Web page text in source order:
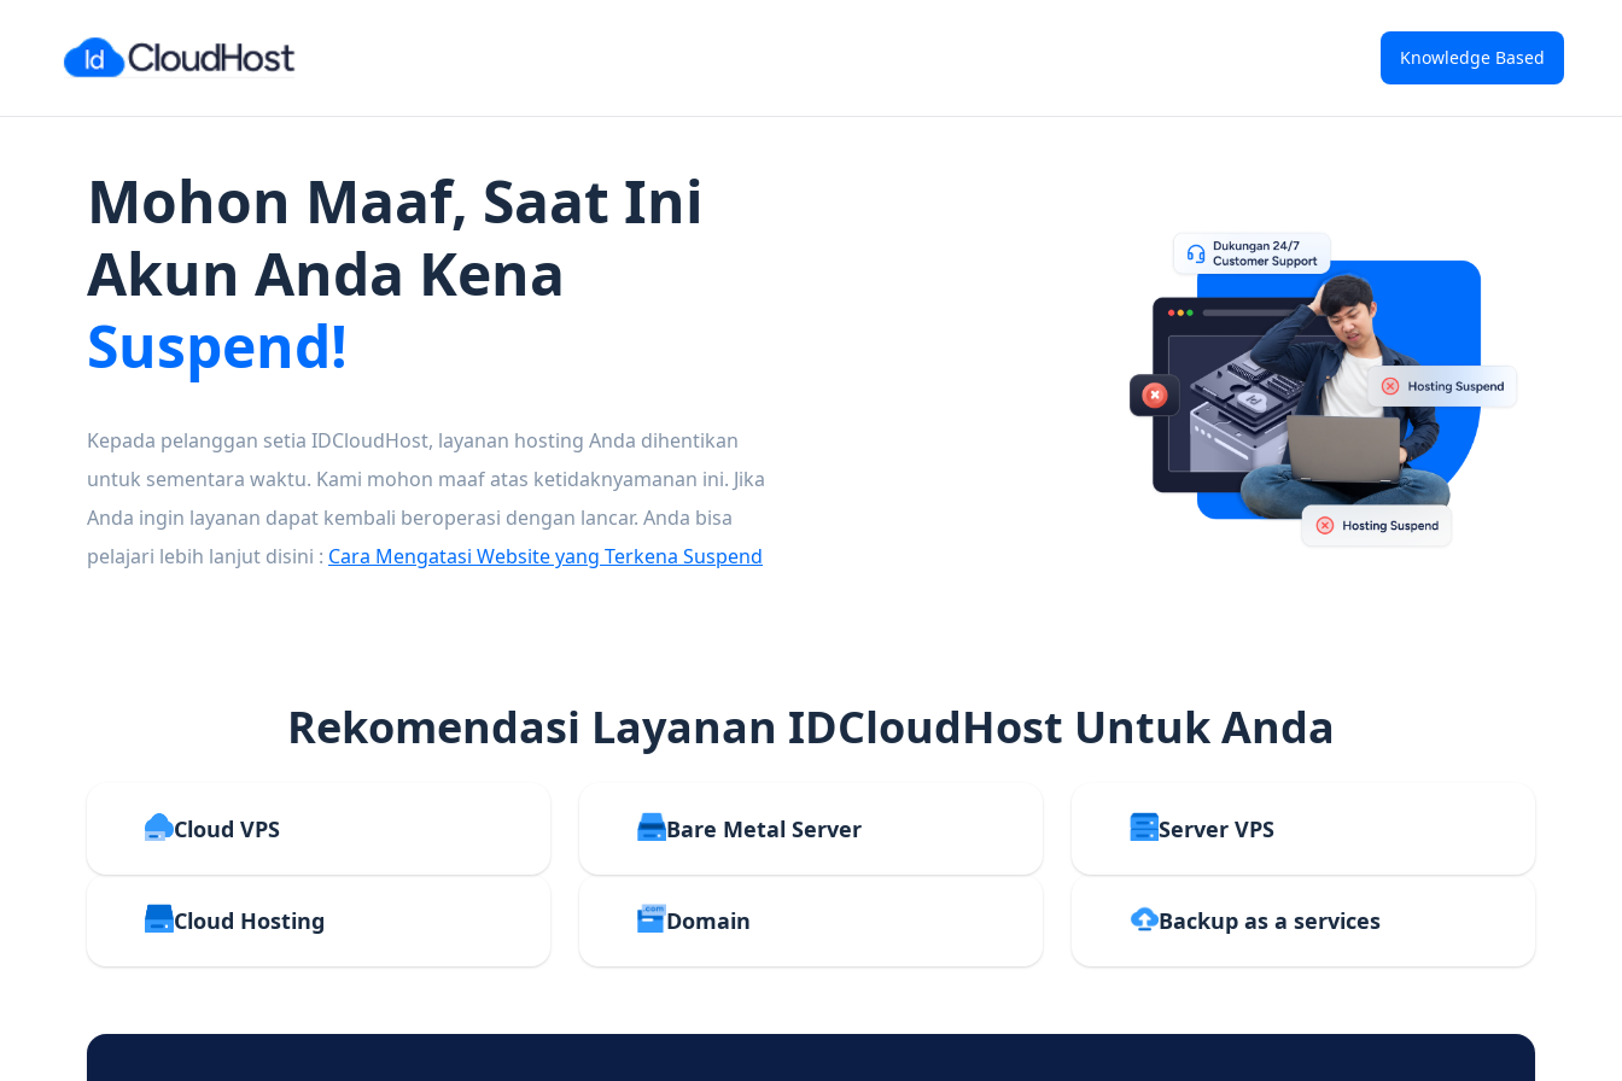
Knowledge Based
Mohon Maaf, Saat Ini
Akun Anda Kena
Suspend!
Kepada pelanggan setia IDCloudHost, layanan hosting Anda dihentikan
untuk sementara waktu. Kami mohon maaf atas ketidaknyamanan ini. Jika
Anda ingin layanan dapat kembali beroperasi dengan lancar. Anda bisa
pelajari lebih lanjut disini : Cara Mengatasi Website yang Terkena Suspend
Rekomendasi Layanan IDCloudHost Untuk Anda
Cloud VPS Bare Metal Server Server VPS
Cloud Hosting Domain Backup as a services